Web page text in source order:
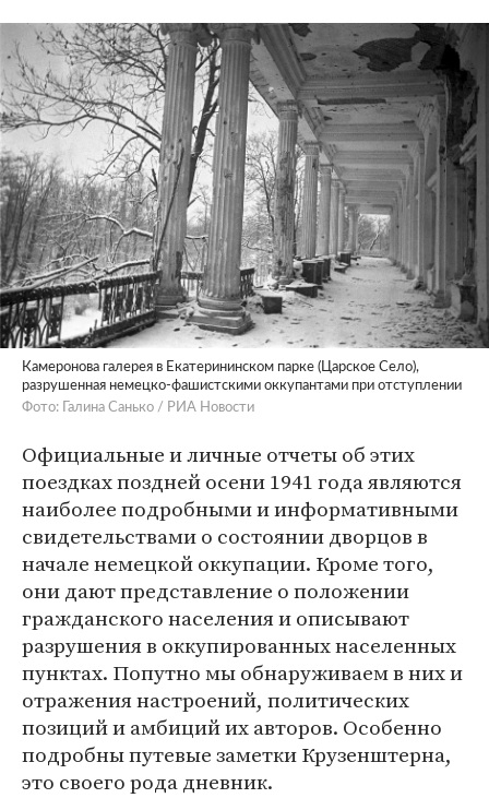
Камеронова галерея в Екатерининском парке (Царское Село),
разрушенная немецко-фашистскими оккупантами при отступлении
Фото: Галина Санько / РИА Новости
Официальные и личные отчеты об этих
поездках поздней осени 1941 года являются
наиболее подробными и информативными
свидетельствами о состоянии дворцов в
начале немецкой оккупации. Кроме того,
они дают представление о положении
гражданского населения и описывают
разрушения в оккупированных населенных
пунктах. Попутно мы обнаруживаем в них и
отражения настроений, политических
позиций и амбиций их авторов. Особенно
подробны путевые заметки Крузенштерна,
это своего рода дневник.